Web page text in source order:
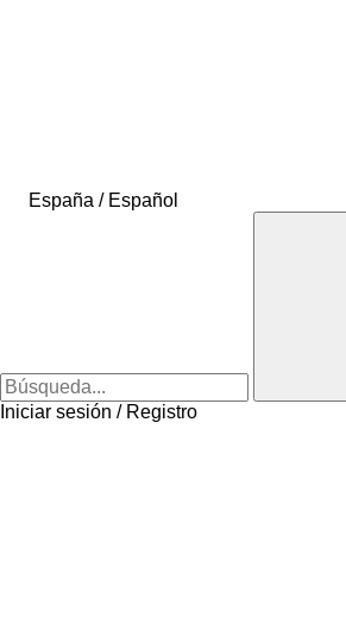
España / Español
Iniciar sesión / Registro